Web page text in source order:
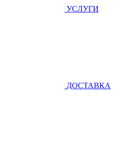
УСЛУГИ
ДОСТАВКА